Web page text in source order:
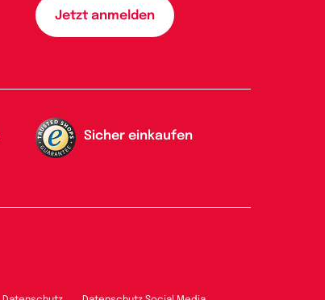
Sicher einkaufen